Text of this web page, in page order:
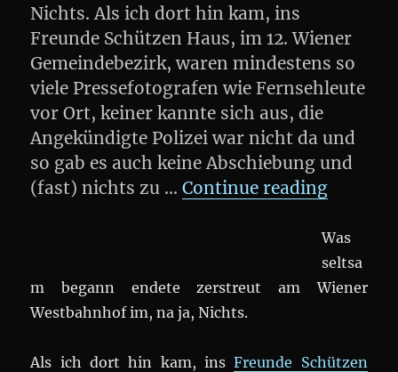
Nichts. Als ich dort hin kam, ins
Freunde Schützen Haus, im 12. Wiener
Gemeindebezirk, waren mindestens so
viele Pressefotografen wie Fernsehleute
vor Ort, keiner kannte sich aus, die
Angekündigte Polizei war nicht da und
so gab es auch keine Abschiebung und
(fast) nichts zu …Continue reading
Was
seltsa
m begann endete zerstreut am Wiener
Westbahnhof im, na ja, Nichts.
Als ich dort hin kam, insFreunde Schützen